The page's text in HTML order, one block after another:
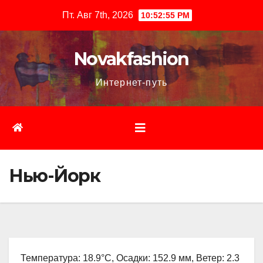
содержимому
Пт. Авг 7th, 2026 10:52:56 PM
Novakfashion
Интернет-путь
Нью-Йорк
Температура: 18.9°C, Осадки: 152.9 мм, Ветер: 2.3